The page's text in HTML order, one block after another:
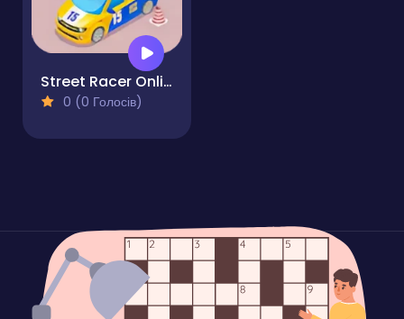
Street Racer Online Game
0 (0 Голосів)